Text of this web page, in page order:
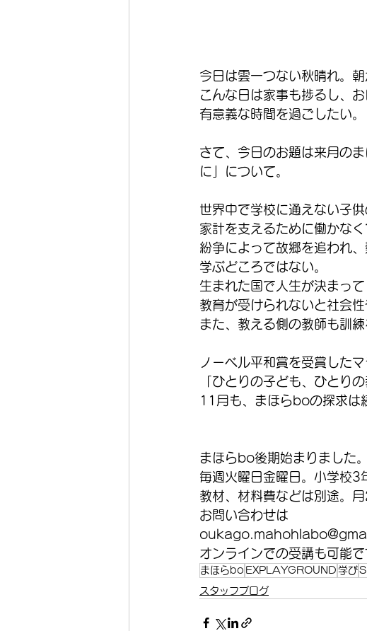
今日は雲一つない秋晴れ。朝
こんな日は家事も捗るし、
有意義な時間を過ごしたい。
さて、今日のお題は来月の
に」について。
世界中で学校に通えない子
家計を支えるために働かな
紛争によって故郷を追われ
学ぶどころではない。
生まれた国で人生が決まっ
教育が受けられないと社会
また、教える側の教師も訓
ノーベル平和賞を受賞した
「ひとりの子ども、ひとり
11月も、まほらboの探求は
まほらbo後期始まりました。
毎週火曜日金曜日。小学校3
教材、材料費などは別途。月
お問い合わせは
オンラインでの受講も可能で
まほらbo EXPLAYGROUND 学び
スタッフブログ